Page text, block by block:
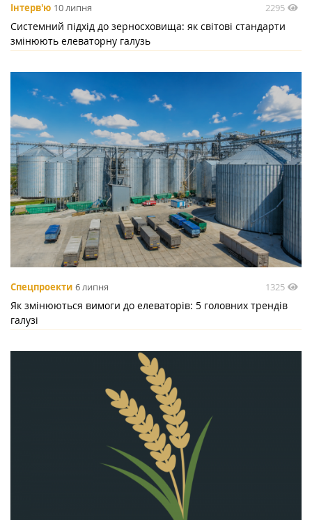
Інтерв'ю 10 липня 2295
Системний підхід до зерносховища: як світові стандарти
змінюють елеваторну галузь
Спецпроекти 6 липня 1325
Як змінюються вимоги до елеваторів: 5 головних трендів
галузі